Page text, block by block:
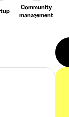
Community
management